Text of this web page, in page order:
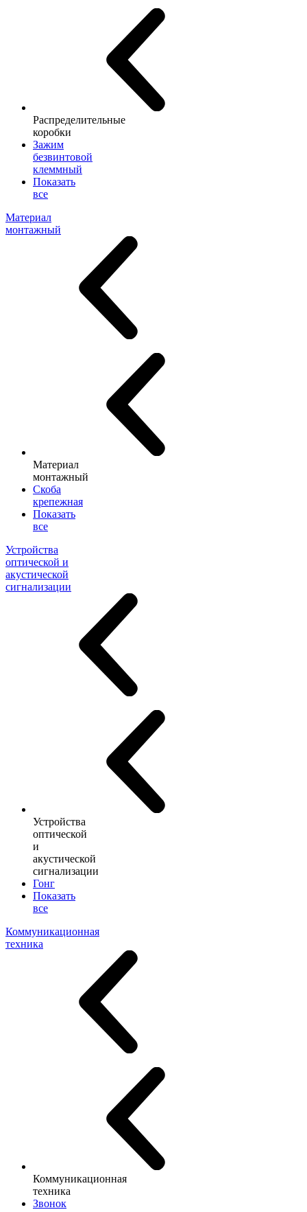
Распределительные
коробки
Зажим
безвинтовой
клеммный
Показать
все
Материал
монтажный
Материал
монтажный
Скоба
крепежная
Показать
все
Устройства
оптической и
акустической
сигнализации
Устройства
оптической
и
акустической
сигнализации
Гонг
Показать
все
Коммуникационная
техника
Коммуникационная
техника
Звонок